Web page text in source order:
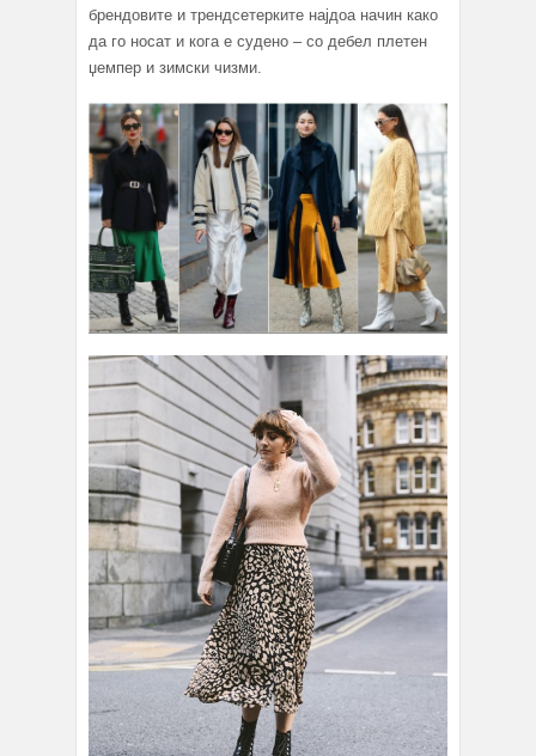
брендовите и трендсетерките најдоа начин како
да го носат и кога е судено – со дебел плетен
џемпер и зимски чизми.